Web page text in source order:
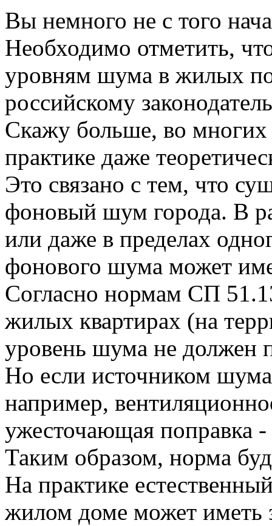
Вы немного не с того
Необходимо отметить,
уровням шума в жилых
российскому
Скажу больше, во
практике даже
Это связано с тем, что
фоновый шум города. В
или даже в пределах
фонового шума может
Согласно нормам СП
жилых квартирах (на
уровень шума не должен
Но если источником
например,
ужесточающая поправка
Таким образом, норма
На практике
жилом доме может иметь